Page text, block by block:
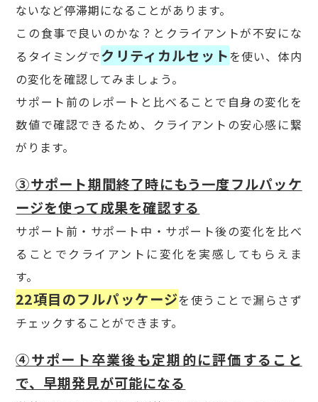
ないなど停滞期になることがあります。
この食事で良いのかな？とクライアントが不安にな
るタイミングでクリティカルセットを使い、体内
の変化を確認してみましょう。
サポート前のレポートと比べることで自身の変化を
数値で確認できるため、クライアントの安心感に繋
がります。
③サポート期間終了時にもう一度フルパッケ
ージを使って成果を確認する
サポート前・サポート中・サポート後の変化を比べ
ることでクライアントに変化を実感してもらえま
す。
22項目のフルパッケージを使うことで漏らさず
チェックすることができます。
④サポート卒業後も定期的に評価すること
で、早期発見が可能になる